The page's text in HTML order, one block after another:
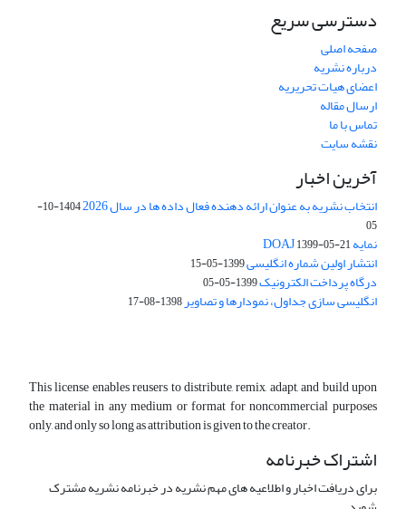
دسترسی سریع
صفحه اصلی
درباره نشریه
اعضای هیات تحریریه
ارسال مقاله
تماس با ما
نقشه سایت
آخرین اخبار
انتخاب نشریه به عنوان ارائه دهنده فعال داده ها در سال 2026
1404-10-
05
نمایه DOAJ1399-05-21
انتشار اولین شماره انگلیسی1399-05-15
درگاه پرداخت الکترونیک1399-05-05
انگلیسی سازی جداول، نمودارها و تصاویر1398-08-17
This license enables reusers to distribute, remix, adapt, and build upon
the material in any medium or format for noncommercial purposes
only, and only so long as attribution is given to the creator.
اشتراک خبرنامه
برای دریافت اخبار و اطلاعیه های مهم نشریه در خبرنامه نشریه مشترک